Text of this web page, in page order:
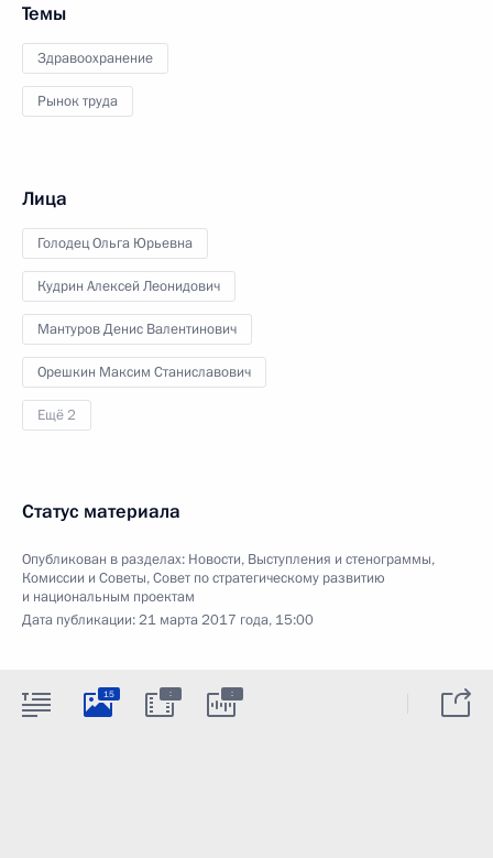
Темы
Здравоохранение
Рынок труда
Лица
Голодец Ольга Юрьевна
Кудрин Алексей Леонидович
Мантуров Денис Валентинович
Орешкин Максим Станиславович
Ещё 2
Статус материала
Опубликован в разделах: Новости, Выступления и стенограммы,
Комиссии и Советы,Совет по стратегическому развитию
и национальным проектам
Дата публикации:21 марта 2017 года, 15:00
15 : :